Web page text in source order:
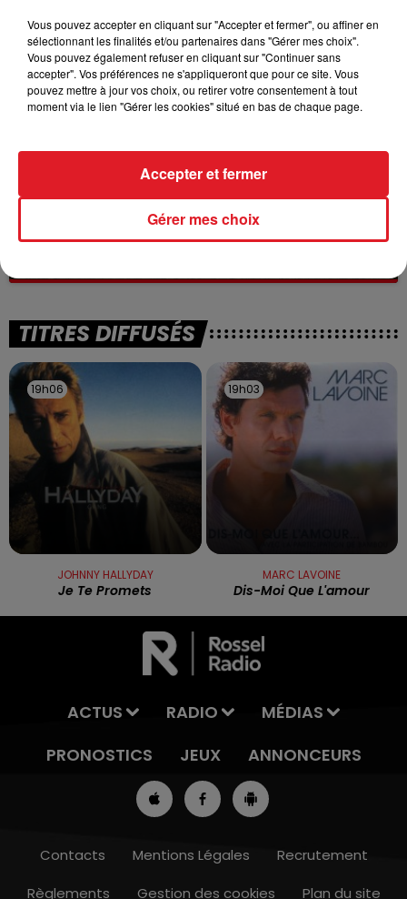
VOLONTAIRE EN COURS, APRÈS LA...
Selon les premiers éléments, le logement servait
à des prostituées
WINGLES: UN JEUNE PERD LA VIE, NOYÉ À
La victime a coulé à pic
TITRES DIFFUSÉS
19h06
19h06
JOHNNY HALLYDAY
Je Te Promets
19h03
19h03
MARC LAVOINE
Dis-Moi Que L'amour
ACTUS RADIO
MÉDIAS
PRONOSTICS
JEUX ANNONCEURS
Contacts Mentions Légales
Recrutement
Règlements
Gestion des cookies Plan du site
Vous pouvez accepter en cliquant sur "Accepter et fermer", ou affiner en
sélectionnant les finalités et/ou partenaires dans "Gérer mes choix".
Vous pouvez également refuser en cliquant sur "Continuer sans
accepter". Vos préférences ne s'appliqueront que pour ce site. Vous
pouvez mettre à jour vos choix, ou retirer votre consentement à tout
moment via le lien "Gérer les cookies" situé en bas de chaque page.
Gérer mes choix
Accepter et fermer